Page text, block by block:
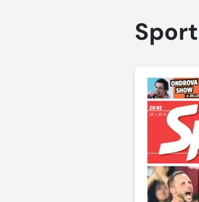
Sport